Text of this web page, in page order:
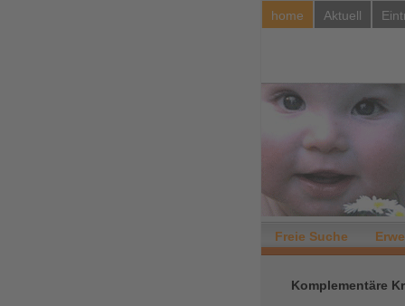
home Aktuell
Freie Suche
Komplementäre